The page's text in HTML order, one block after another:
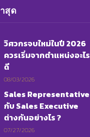
สุด
วิศวกรจบใหม่ในปี 2026
ควรเริ่มจากตำแหน่งอะไร
ดี
08/03/2026
Sales Representative
กับ Sales Executive
ต่างกันอย่างไร ?
07/27/2026